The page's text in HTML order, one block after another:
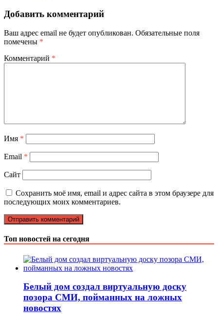
Добавить комментарий
Ваш адрес email не будет опубликован. Обязательные поля
помечены *
Комментарий *
Имя *
Email *
Сайт
Сохранить моё имя, email и адрес сайта в этом браузере для
последующих моих комментариев.
Топ новостей на сегодня
Белый дом создал виртуальную доску
позора СМИ, пойманных на ложных
новостях